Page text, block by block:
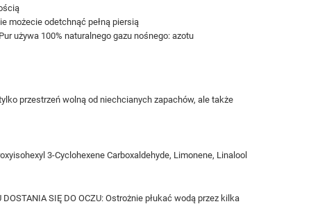
możecie odetchnąć pełną piersią
używa 100% naturalnego gazu nośnego: azotu
przestrzeń wolną od niechcianych zapachów, ale także
3-Cyclohexene Carboxaldehyde, Limonene, Linalool
SIĘ DO OCZU: Ostrożnie płukać wodą przez kilka